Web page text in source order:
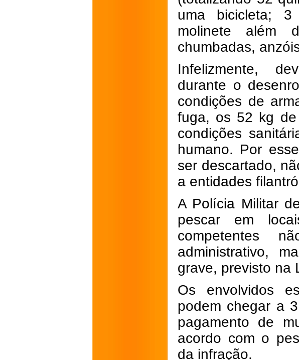
uma bicicleta;
molinete além
chumbadas,
Infelizmente,
durante o
condições de
fuga, os 52 kg de
condições
humano. Por
ser descartado,
a entidades
A Polícia Militar
pescar em
competentes
administrativo,
grave, previsto na
Os envolvidos
podem chegar a
pagamento de
acordo com o
da infração.